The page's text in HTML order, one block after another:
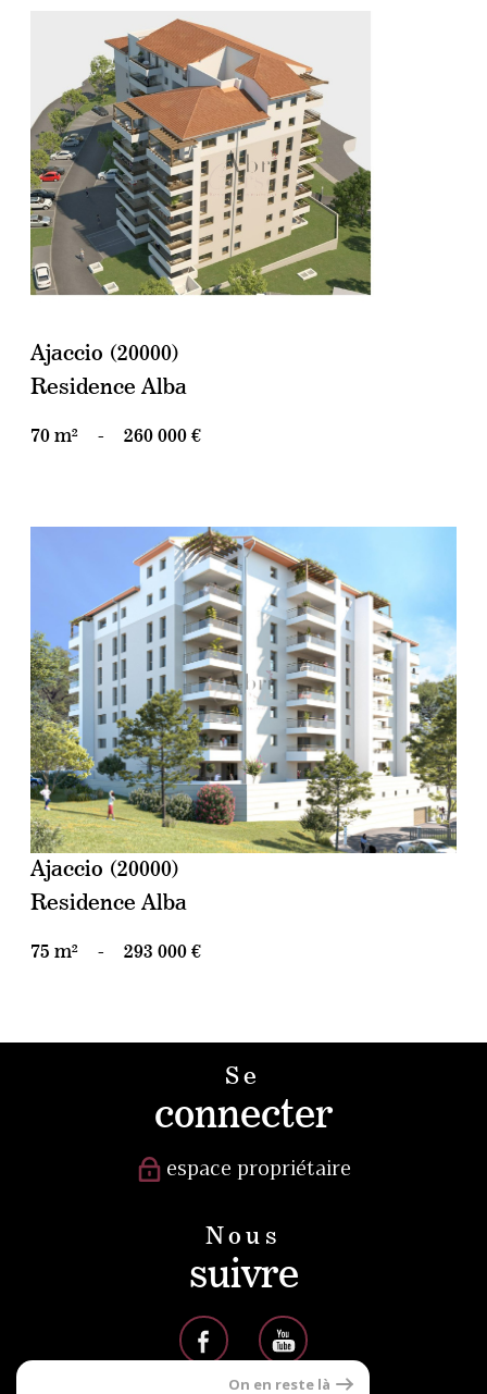
voir le bien
Ajaccio (20000)
Residence Alba
70 m² - 260 000 €
voir le bien
Ajaccio (20000)
Residence Alba
75 m² - 293 000 €
Se
connecter
espace propriétaire
Nous
suivre
On en reste là